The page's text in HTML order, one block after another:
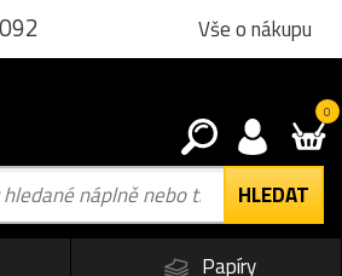
Vše o nákupu
0
Papíry